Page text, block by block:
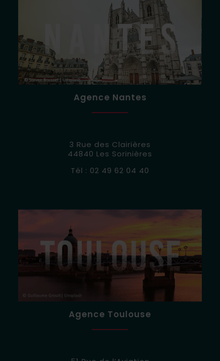
Agence Nantes
3 Rue des Clairières
44840 Les Sorinières
Tél : 02 49 62 04 40
Agence Toulouse